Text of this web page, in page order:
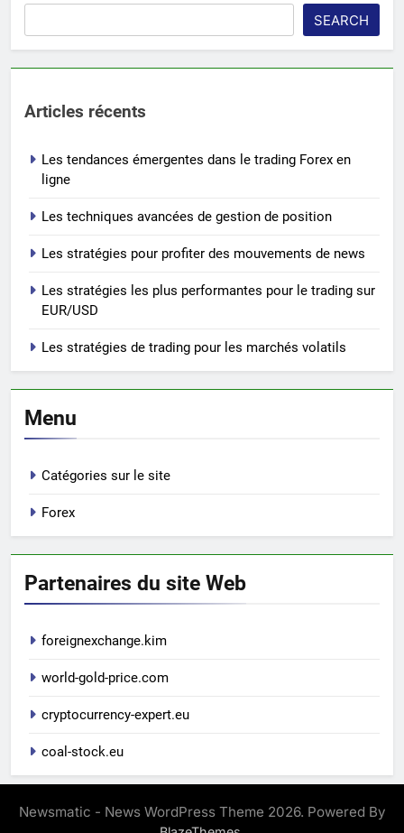
SEARCH
Articles récents
Les tendances émergentes dans le trading Forex en
ligne
Les techniques avancées de gestion de position
Les stratégies pour profiter des mouvements de news
Les stratégies les plus performantes pour le trading sur
EUR/USD
Les stratégies de trading pour les marchés volatils
Menu
Catégories sur le site
Forex
Partenaires du site Web
foreignexchange.kim
world-gold-price.com
cryptocurrency-expert.eu
coal-stock.eu
Newsmatic - News WordPress Theme 2026. Powered By